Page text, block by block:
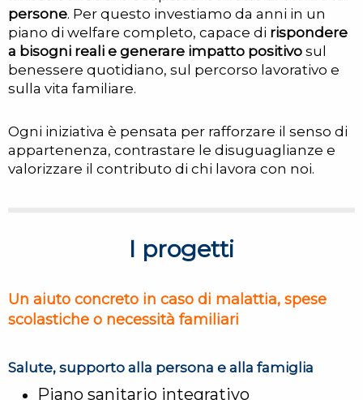
persone. Per questo investiamo da anni in un
piano di welfare completo, capace di rispondere
a bisogni reali e generare impatto positivosul
benessere quotidiano, sul percorso lavorativo e
sulla vita familiare.
Ogni iniziativa è pensata per rafforzare il senso di
appartenenza, contrastare le disuguaglianze e
valorizzare il contributo di chi lavora con noi.
I progetti
Un aiuto concreto in caso di malattia, spese
scolastiche o necessità familiari
Salute, supporto alla persona e alla famiglia
Piano sanitario integrativo